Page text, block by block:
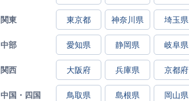
関東 東京都 神奈川県 埼玉県
中部 愛知県 静岡県 岐阜県
関西 大阪府 兵庫県 京都府
中国・四国 鳥取県 島根県 岡山県